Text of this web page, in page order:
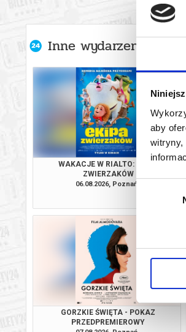
aby
witryny,
Wybór
Inne wydarzenia
WAKACJE W RIALTO: EKIPA
ZWIERZAKÓW
06.08.2026, Poznań
GORZKIE ŚWIĘTA - POKAZ
PRZEDPREMIEROWY